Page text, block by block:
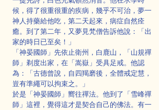
候，得了很重很重的疾病，幾乎不可治，夢一
神人持藥給他吃，第二天起來，病症自然痊
癒。到了第二年，又夢見梵僧告訴他說：「出
家的時日已至矣！」
「神晏國師」先依止衛州，白鹿山，「山規禪
師」剃度出家，在「嵩嶽」受具足戒。他認
為：「古德曾說，自四羯磨後，全體戒定慧，
豈有準繩可以拘束之。」
於是「神晏國師」嚮往禪法。他到了「雪峰禪
師」這裡，覺得這才是契合自己的佛法。有一